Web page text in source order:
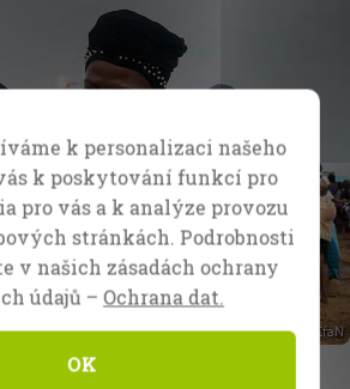
k personalizaci našeho
k poskytování funkcí pro
pro vás a k analýze provozu
stránkách. Podrobnosti
v našich zásadách ochrany
údajů – Ochrana dat.
OK